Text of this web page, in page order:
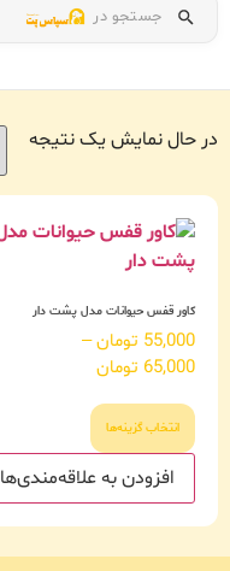
جستجو در
در حال نمایش یک نتیجه
کاور قفس حیوانات مدل پشت دار
55,000 تومان–
65,000 تومان
انتخاب گزینه‌ها
افزودن به علاقه‌مندی‌ها